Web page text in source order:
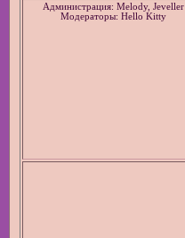
Администрация: Melody, Jeveller
Модераторы: Hello Kitty